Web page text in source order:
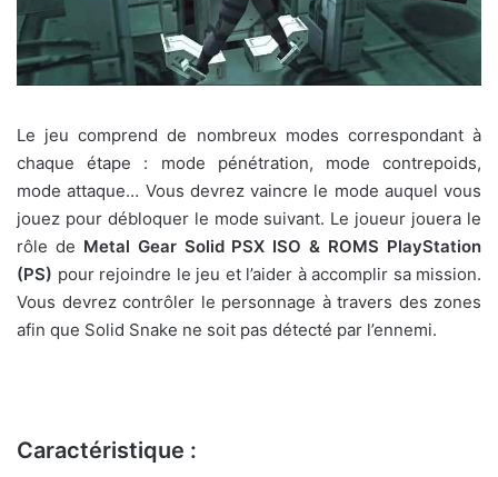
Le jeu comprend de nombreux modes correspondant à
chaque étape : mode pénétration, mode contrepoids,
mode attaque… Vous devrez vaincre le mode auquel vous
jouez pour débloquer le mode suivant. Le joueur jouera le
rôle de Metal Gear Solid PSX ISO & ROMS PlayStation
(PS) pour rejoindre le jeu et l’aider à accomplir sa mission.
Vous devrez contrôler le personnage à travers des zones
afin que Solid Snake ne soit pas détecté par l’ennemi.
Caractéristique :